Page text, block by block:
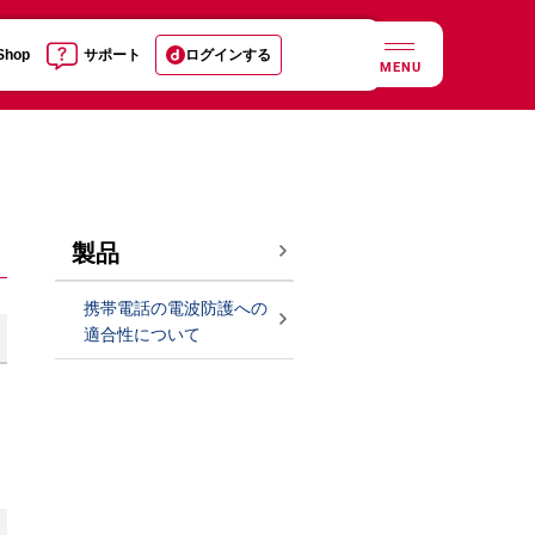
サポート ログインする
MENU
製品
携帯電話の電波防護への
適合性について